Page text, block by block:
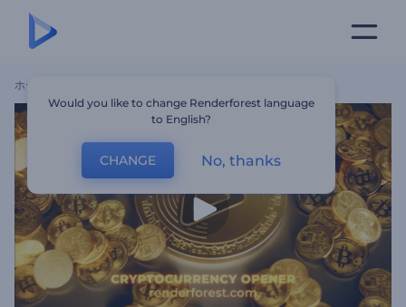
ホーム
Would you like to change Renderforest language
to English?
CHANGE No, thanks